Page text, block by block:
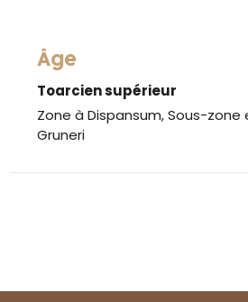
Âge
Toarcien supérieur
Zone à Dispansum, Sous-zone
Gruneri